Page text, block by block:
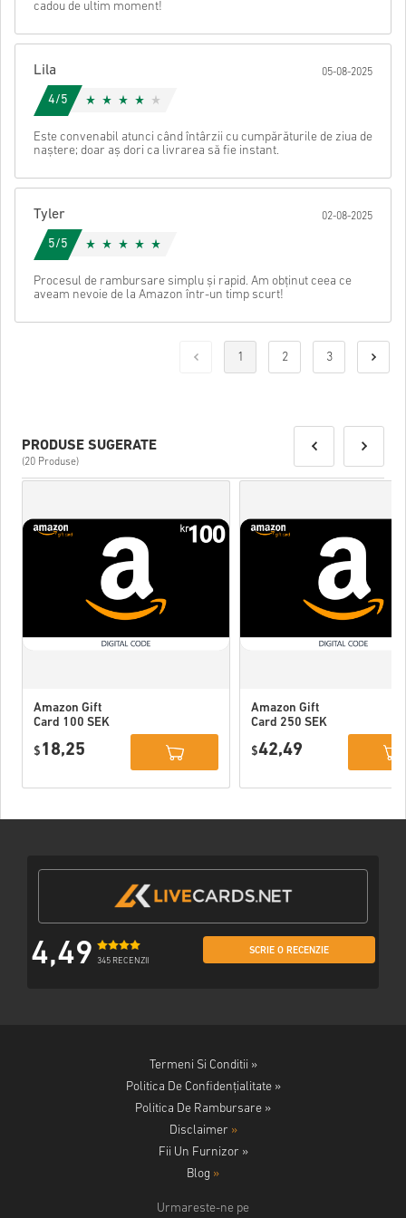
cadou de ultim moment!
Lila 05-08-2025
4/5
Este convenabil atunci când întârzii cu cumpărăturile de ziua de
naștere; doar aș dori ca livrarea să fie instant.
Tyler 02-08-2025
5/5
Procesul de rambursare simplu și rapid. Am obținut ceea ce
aveam nevoie de la Amazon într-un timp scurt!
1 2 3
PRODUSE SUGERATE
(20 Produse)
Amazon Gift
Card 100 SEK
$ 18,25
Amazon Gift
Card 250 SEK
$42,49
4,49 345 RECENZII
SCRIE O RECENZIE
Termeni Si Conditii »
Politica De Confidențialitate »
Politica De Rambursare »
Disclaimer »
Fii Un Furnizor »
Blog »
Urmareste-ne pe